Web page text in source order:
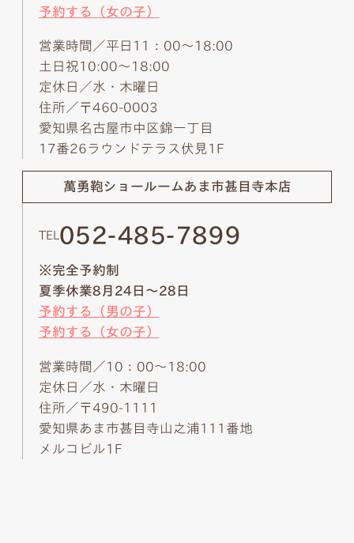
予約する（女の子）
営業時間／平日11：00～18:00
土日祝10:00～18:00
定休日／水・木曜日
住所／〒460-0003
愛知県名古屋市中区錦一丁目
17番26ラウンドテラス伏見1F
萬勇鞄ショールームあま市甚目寺本店
TEL 052-485-7899
※完全予約制
夏季休業8月24日～28日
予約する（男の子）
予約する（女の子）
営業時間／10：00～18:00
定休日／水・木曜日
住所／〒490-1111
愛知県あま市甚目寺山之浦111番地
メルコビル1F